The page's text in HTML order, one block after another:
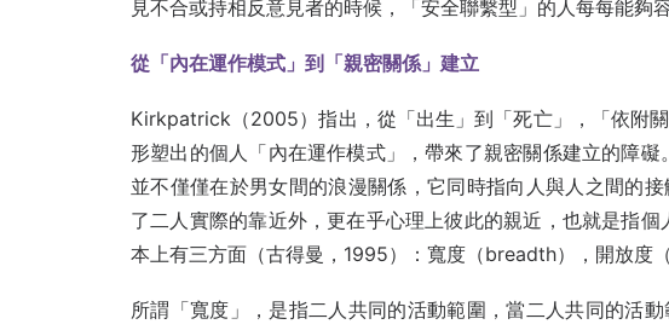
見不合或持相反意見者的時候，「安全聯繫型」的人每每能夠
從「內在運作模式」到「親密關係」建立
Kirkpatrick（2005）指出，從「出生」到「死亡」，「依附
形塑出的個人「內在運作模式」，帶來了親密關係建立的障礙
並不僅僅在於男女間的浪漫關係，它同時指向人與人之間的
了二人實際的靠近外，更在乎心理上彼此的親近，也就是指
本上有三方面（古得曼，1995）：寬度（breadth），開放度
所謂「寬度」，是指二人共同的活動範圍，當二人共同的活